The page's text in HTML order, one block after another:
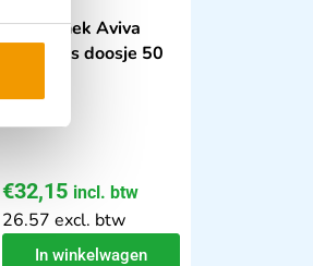
Accu-Chek Aviva
teststrips doosje 50
€32,15 incl. btw
26.57 excl. btw
In winkelwagen